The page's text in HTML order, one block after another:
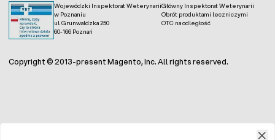
Wojewódzki Inspektorat Weterynarii
w Poznaniu
ul. Grunwaldzka 250
60-166 Poznań
Główny Inspektorat Weterynarii
Obrót produktami leczniczymi
OTC na odległość
Copyright © 2013-present Magento, Inc. All rights reserved.